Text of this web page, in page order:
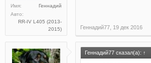
Имя:
Геннадий
Авто:
RR-IV L405 (2013-
2015)
Геннадий77 19 дек 2016
Геннадий77 сказал(а): ↑